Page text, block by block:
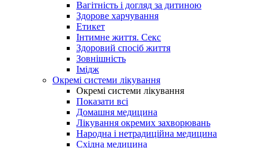
Вагітність і догляд за дитиною
Здорове харчування
Етикет
Інтимне життя. Секс
Здоровий спосіб життя
Зовнішність
Імідж
Окремі системи лікування
Окремі системи лікування
Показати всі
Домашня медицина
Лікування окремих захворювань
Народна і нетрадиційна медицина
Східна медицина